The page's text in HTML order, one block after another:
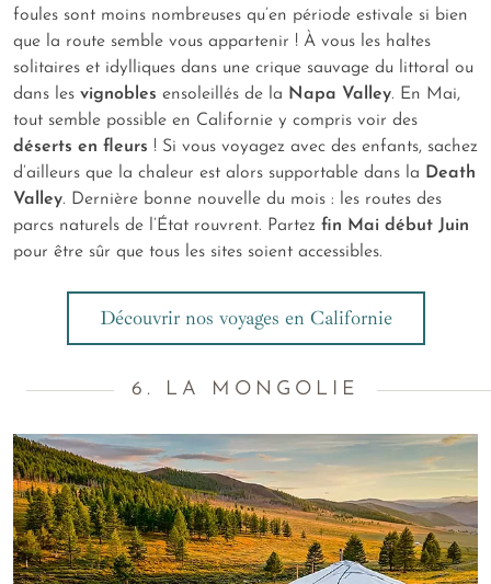
foules sont moins nombreuses qu’en période estivale si bien
que la route semble vous appartenir ! À vous les haltes
solitaires et idylliques dans une crique sauvage du littoral ou
dans les vignobles ensoleillés de la Napa Valley. En Mai,
tout semble possible en Californie y compris voir des
déserts en fleurs ! Si vous voyagez avec des enfants, sachez
d’ailleurs que la chaleur est alors supportable dans la Death
Valley. Dernière bonne nouvelle du mois : les routes des
parcs naturels de l’État rouvrent. Partez fin Mai début Juin
pour être sûr que tous les sites soient accessibles.
Découvrir nos voyages en Californie
6. LA MONGOLIE